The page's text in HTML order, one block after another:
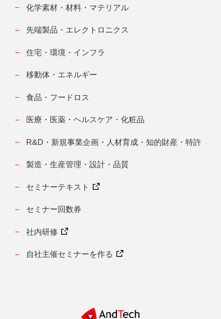
化学素材・材料・マテリアル
先端製品・エレクトロニクス
住宅・環境・インフラ
移動体・エネルギー
食品・フードロス
医療・医薬・ヘルスケア・化粧品
R&D・新規事業企画・人材育成・知的財産・特許
製造・生産管理・設計・品質
セミナーテキスト
セミナー回数券
社内研修
自社主催セミナーを作る